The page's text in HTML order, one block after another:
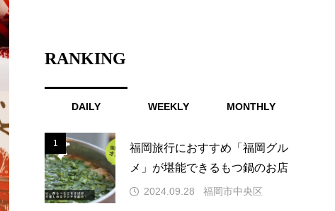
RANKING
DAILY WEEKLY MONTHLY
1
福岡旅行におすすめ「福岡グル
メ」が堪能できるもつ鍋のお店
2024.09.28 福岡市中央区